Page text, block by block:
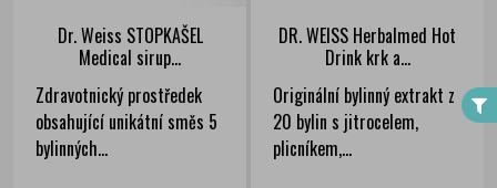
Dr. Weiss STOPKAŠEL
Medical sirup...
Zdravotnický prostředek
obsahující unikátní směs 5
bylinných...
DR. WEISS Herbalmed Hot
Drink krk a...
Originální bylinný extrakt z
20 bylin s jitrocelem,
plicníkem,...